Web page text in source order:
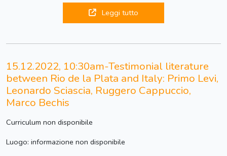
Leggi tutto
15.12.2022, 10:30am-Testimonial literature
between Rio de la Plata and Italy: Primo Levi,
Leonardo Sciascia, Ruggero Cappuccio,
Marco Bechis
Curriculum non disponibile
Luogo: informazione non disponibile